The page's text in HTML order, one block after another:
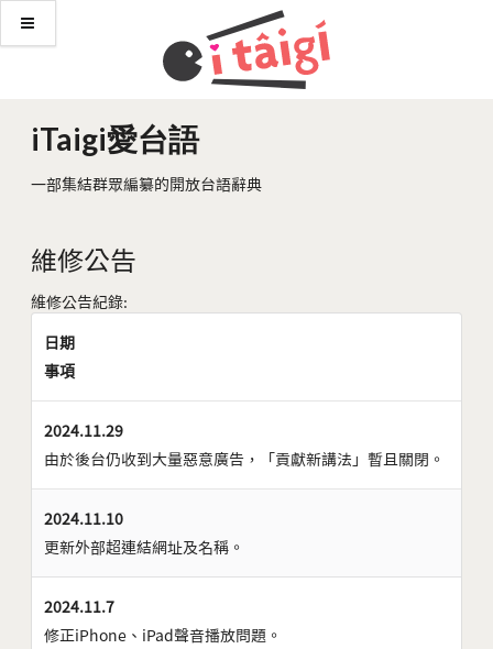
iTaigi愛台語
一部集結群眾編纂的開放台語辭典
維修公告
維修公告紀錄:
日期
事項
2024.11.29
由於後台仍收到大量惡意廣告，「貢獻新講法」暫且關閉。
2024.11.10
更新外部超連結網址及名稱。
2024.11.7
修正iPhone、iPad聲音播放問題。